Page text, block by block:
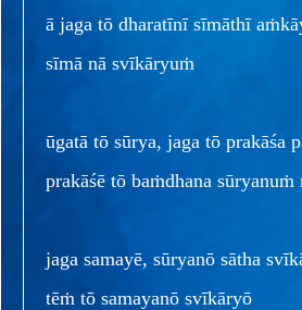
ā jaga tō dharatīnī sīmāthī
sīmā nā svīkāryuṁ
ūgatā tō sūrya, jaga tō prakāśa
prakāśē tō baṁdhana
jaga samayē, sūryanō sātha
tēṁ tō samayanō svīkāryō